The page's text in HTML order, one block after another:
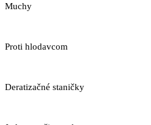
Muchy
Proti hlodavcom
Deratizačné staničky